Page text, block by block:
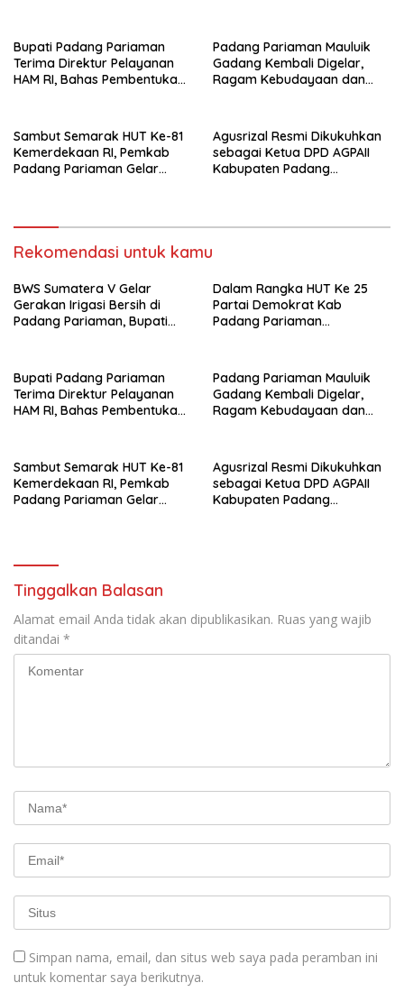
Pascabencana
Bupati Padang Pariaman
Terima Direktur Pelayanan
HAM RI, Bahas Pembentukan
Padang Pariaman Mauluik
Gadang Kembali Digelar,
Ragam Kebudayaan dan
Sambut Semarak HUT Ke-81
Kemerdekaan RI, Pemkab
Padang Pariaman Gelar
Agusrizal Resmi Dikukuhkan
sebagai Ketua DPD AGPAII
Kabupaten Padang
Rekomendasi untuk kamu
‎BWS Sumatera V Gelar
Gerakan Irigasi Bersih di
Padang Pariaman, Bupati
Pascabencana
Dalam Rangka HUT Ke 25
Partai Demokrat Kab
Padang Pariaman
Bupati Padang Pariaman
Terima Direktur Pelayanan
HAM RI, Bahas Pembentukan
Padang Pariaman Mauluik
Gadang Kembali Digelar,
Ragam Kebudayaan dan
Sambut Semarak HUT Ke-81
Kemerdekaan RI, Pemkab
Padang Pariaman Gelar
Agusrizal Resmi Dikukuhkan
sebagai Ketua DPD AGPAII
Kabupaten Padang
Tinggalkan Balasan
Alamat email Anda tidak akan dipublikasikan. Ruas yang wajib
ditandai *
Simpan nama, email, dan situs web saya pada peramban ini
untuk komentar saya berikutnya.